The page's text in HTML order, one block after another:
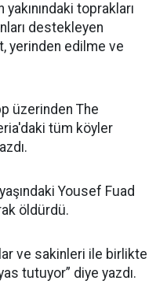
toprakları
destekleyen
yerinden edilme ve
üzerinden The
tüm köyler
Yousef Fuad
öldürdü.
ve sakinleri ile birlikte
tutuyor” diye yazdı.